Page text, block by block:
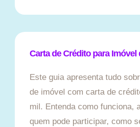
Carta de Crédito para Imóvel
Este guia apresenta tudo
de imóvel com carta de
mil. Entenda como funciona,
quem pode participar, como